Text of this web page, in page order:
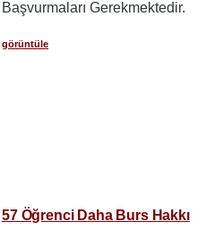
Başvurmaları Gerekmektedir.
görüntüle
57 Öğrenci Daha Burs Hakkı